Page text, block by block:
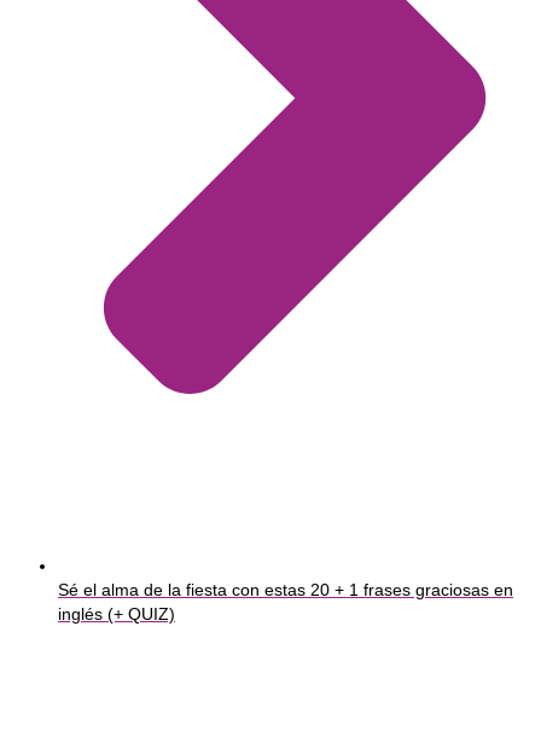
Sé el alma de la fiesta con estas 20 + 1 frases graciosas en
inglés (+ QUIZ)